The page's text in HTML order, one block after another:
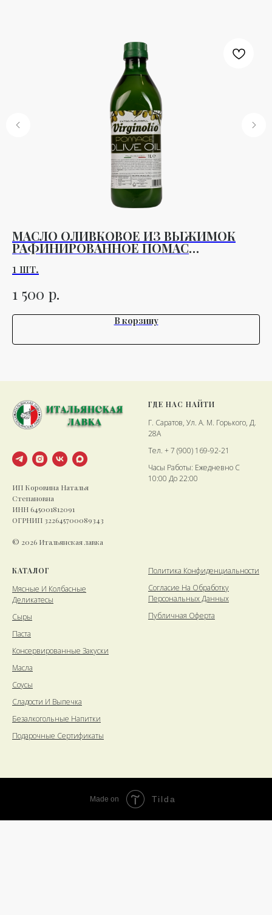
МАСЛО ОЛИВКОВОЕ ИЗ ВЫЖИМОК
РАФИНИРОВАННОЕ ПОМАС
VIRGINOLIO 1Л. ПЭТ
1 шт.
1 500 р.
В корзину
ИП Коровина Наталья
Степановна
ИНН 645001812091
ОГРНИП 322645700089343
© 2026 Итальянская лавка
ГДЕ НАС НАЙТИ
Г. Саратов, Ул. А. М. Горького, Д.
28А
Тел. + 7 (900) 169-92-21
Часы Работы: Ежедневно С
10:00 До 22:00
КАТАЛОГ
Мясные И Колбасные
Деликатесы
Сыры
Паста
Консервированные Закуски
Масла
Соусы
Сладости И Выпечка
Безалкогольные Напитки
Подарочные Сертификаты
Политика Конфиденциальности
Cогласие На Обработку
Персональных Данных
Публичная Оферта
Made on Tilda